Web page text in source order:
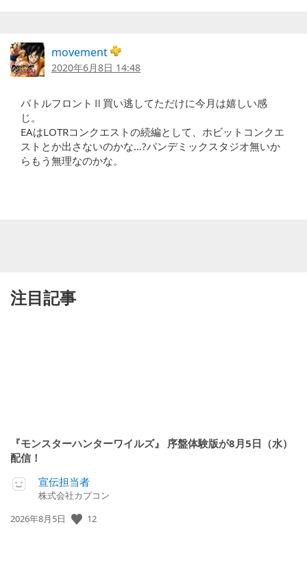
movement
2020年6月8日 14:48
バトルフロントⅡ買い逃してただけに今月は嬉しい感
じ。
EAはLOTRコンクエストの続編として、ホビットコンクエ
ストとか出さないのかな…?パンデミックスタジオ無いか
らもう無理なのかな。
注目記事
『モンスターハンターワイルズ』 序盤体験版が8月5日（水）
配信！
宣伝担当者
株式会社カプコン
公
2026年8月5日 12